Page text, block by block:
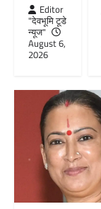
Editor
"देवभूमि टूडे
न्यूज"
August 6,
2026